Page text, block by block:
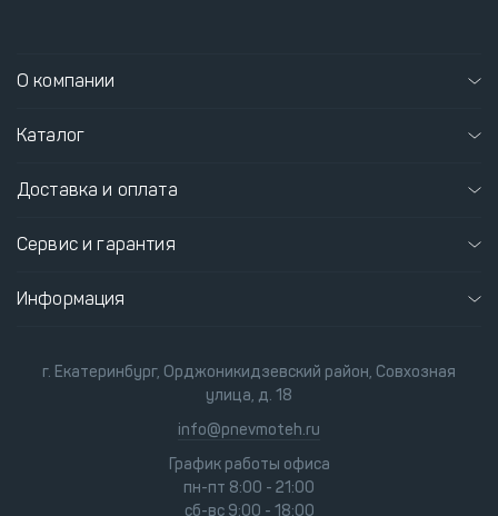
О компании
Каталог
Доставка и оплата
Сервис и гарантия
Информация
г. Екатеринбург, Орджоникидзевский район, Совхозная
улица, д. 18
info@pnevmoteh.ru
График работы офиса
пн-пт 8:00 - 21:00
сб-вс 9:00 - 18:00